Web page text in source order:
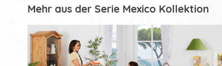
Mehr aus der Serie Mexico Kollektion